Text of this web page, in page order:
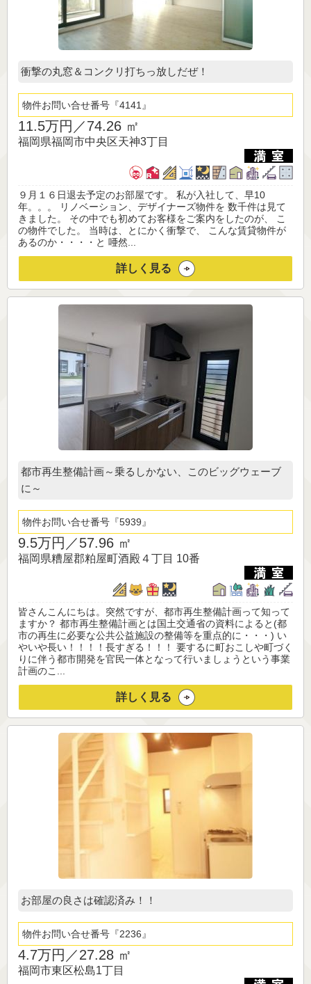
衝撃の丸窓＆コンクリ打ちっ放しだぜ！
物件お問い合せ番号 4141
11.5万円／74.26 ㎡
福岡県福岡市中央区天神3丁目
９月１６日退去予定のお部屋です。 私が入社して、早10
年。。。 リノベーション、デザイナーズ物件を 数千件は見て
きました。 その中でも初めてお客様をご案内をしたのが、 こ
の物件でした。 当時は、とにかく衝撃で、 こんな賃貸物件が
あるのか・・・・と 唖然...
詳しく見る
都市再生整備計画～乗るしかない、このビッグウェーブ
に～
物件お問い合せ番号 5939
9.5万円／57.96 ㎡
福岡県糟屋郡粕屋町酒殿４丁目 10番
皆さんこんにちは。突然ですが、都市再生整備計画って知って
ますか？ 都市再生整備計画とは国土交通省の資料によると(都
市の再生に必要な公共公益施設の整備等を重点的に・・・) い
やいや長い！！！！長すぎる！！！ 要するに町おこしや町づく
りに伴う都市開発を官民一体となって行いましょうという事業
計画のこ...
詳しく見る
お部屋の良さは確認済み！！
物件お問い合せ番号 2236
4.7万円／27.28 ㎡
福岡市東区松島1丁目